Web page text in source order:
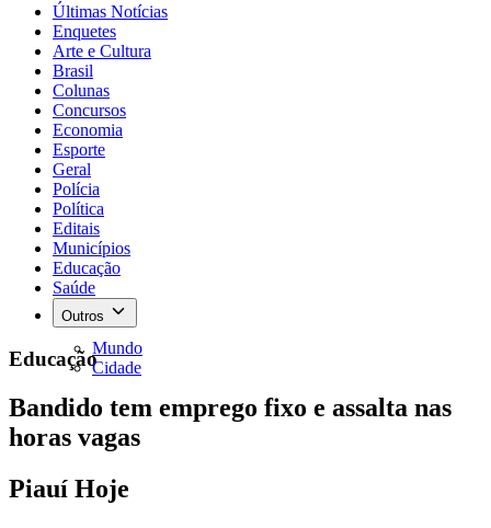
Últimas Notícias
Enquetes
Arte e Cultura
Brasil
Colunas
Concursos
Economia
Esporte
Geral
Polícia
Política
Editais
Municípios
Educação
Saúde
Outros
Mundo
Cidade
Educação
Bandido tem emprego fixo e assalta nas
horas vagas
Piauí Hoje